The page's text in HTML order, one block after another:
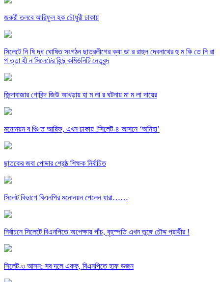
জরুরী তলবে আরিফুল হক চৌধুরী ঢাকায়
সিলেটে নি ষি দ্ধ ঘোষিত সংগঠন ছাত্রলীগের ক্যা ডা র রাহুল দেবনাথের হু ম কি তে নি রা
প ত্তা হী ন সিলেটের হিন্দু কমিউনিটি নেতৃবৃন্দ
জিন্দাবাজার গোবিন্দ জিউ আখড়ায় হা ম লা র ঘটনায় মা ম লা দায়ের
মনোনয়ন ব ঞ্চি ত আরিফ, এখন ঢাকায় !সিলেট-৪ আসনে ‘অনিহা’
ছাতকের জবা পোদ্দার শ্রেষ্ঠ শিক্ষক নির্বাচিত
সিলেট বিভাগে বিএনপির মনোনয়ন পেলেন যারা……
নির্বাচনে সিলেটে বিএনপিতে অপেক্ষায় পাঁচ, বৃহস্পতি এখন তুঙ্গে চৌদ্দ প্রার্থীর !
সিলেট-৩ আসন: সব দলে একক, বিএনপিতে হাফ ডজন